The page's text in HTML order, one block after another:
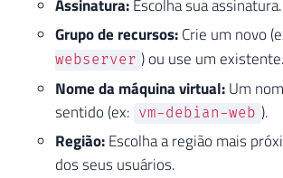
Assinatura:Escolha sua assinatura.
Grupo de recursos:Crie um novo
webserver ) ou use um existente.
Nome da máquina virtual:Um
sentido (ex: vm-debian-web ).
Região:Escolha a região mais
dos seus usuários.